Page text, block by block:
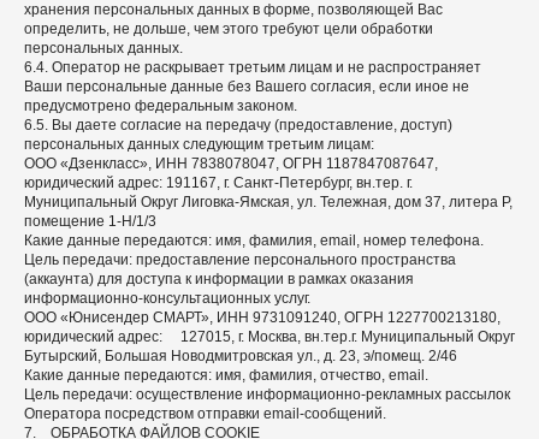
хранения персональных данных в форме, позволяющей Вас
определить, не дольше, чем этого требуют цели обработки
персональных данных.
6.4. Оператор не раскрывает третьим лицам и не распространяет
Ваши персональные данные без Вашего согласия, если иное не
предусмотрено федеральным законом.
6.5. Вы даете согласие на передачу (предоставление, доступ)
персональных данных следующим третьим лицам:
ООО «Дзенкласс», ИНН 7838078047, ОГРН 1187847087647 ,
юридический адрес: 191167, г. Санкт-Петербург, вн.тер. г.
Муниципальный Округ Лиговка-Ямская, ул. Тележная, дом 37, литера Р,
помещение 1-Н/1/3
Какие данные передаются: имя, фамилия, email, номер телефона.
Цель передачи: предоставление персонального пространства
(аккаунта) для доступа к информации в рамках оказания
информационно-консультационных услуг.
ООО «Юнисендер СМАРТ», ИНН 9731091240, ОГРН 1227700213180,
юридический адрес: 127015, г. Москва, вн.тер.г. Муниципальный Округ
Бутырский, Большая Новодмитровская ул., д. 23, э/помещ. 2/46
Какие данные передаются: имя, фамилия, отчество, email.
Цель передачи: осуществление информационно-рекламных рассылок
Оператора посредством отправки email-сообщений.
7. ОБРАБОТКА ФАЙЛОВ COOKIE